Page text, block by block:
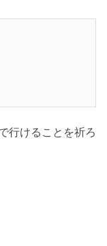
行けることを祈ろ